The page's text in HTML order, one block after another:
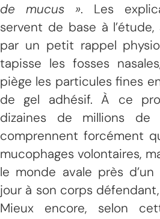
de mucus ». Les
servent de base à
par un petit rappel
tapisse les fosses
piège les particules fines
de gel adhésif. À ce
dizaines de millions de
comprennent forcément
mucophages volontaires,
le monde avale près
jour à son corps
Mieux encore, selon